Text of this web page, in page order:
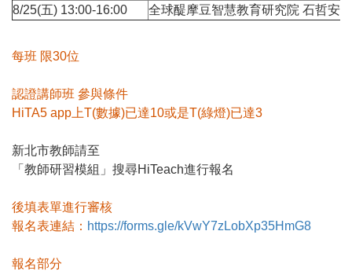
8/25(五) 13:00-16:00
全球醍摩豆智慧教育研究院 石哲安
每班 限30位
認證講師班 參與條件
HiTA5 app上T(數據)已達10或是T(綠燈)已達3
新北市教師請至
「教師研習模組」搜尋HiTeach進行報名
後填表單進行審核
報名表連結： https://forms.gle/kVwY7zLobXp35HmG8
報名部分